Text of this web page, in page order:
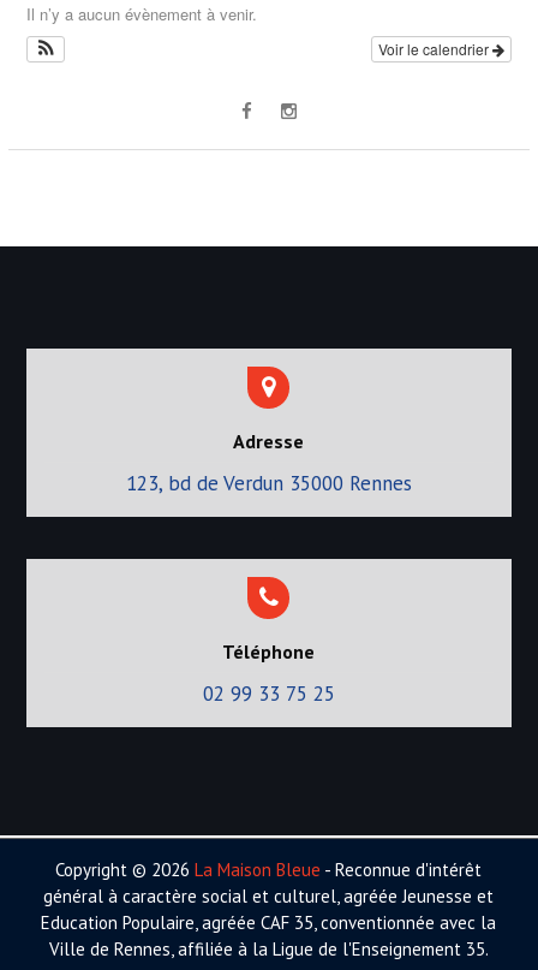
Il n’y a aucun évènement à venir.
Voir le calendrier
Adresse
123, bd de Verdun 35000 Rennes
Téléphone
02 99 33 75 25
Copyright © 2026La Maison Bleue - Reconnue d'intérêt
général à caractère social et culturel, agréée Jeunesse et
Education Populaire, agréée CAF 35, conventionnée avec la
Ville de Rennes, affiliée à la Ligue de l'Enseignement 35.